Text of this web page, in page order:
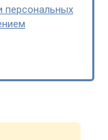
персональных